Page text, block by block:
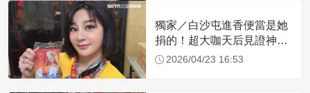
獨家／白沙屯進香便當是她
捐的！超大咖天后見證神
蹟 一靠近媽祖就爆哭
2026/04/23 16:53